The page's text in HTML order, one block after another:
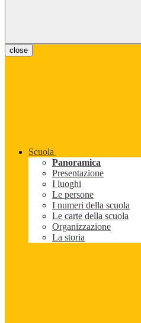
close
Scuola
Panoramica
Presentazione
I luoghi
Le persone
I numeri della scuola
Le carte della scuola
Organizzazione
La storia